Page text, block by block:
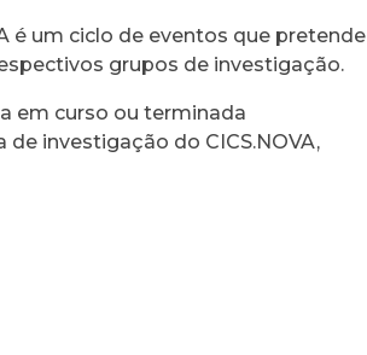
é um ciclo de eventos que pretende
grupos de investigação.
em curso ou terminada
investigação do CICS.NOVA,